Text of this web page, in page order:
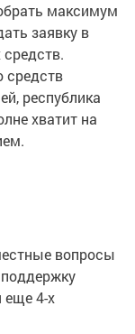
максимум
заявку в
средств
республика
хватит на
вопросы
еще 4-х